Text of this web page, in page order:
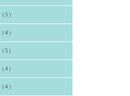
5）
4）
5）
4）
4）